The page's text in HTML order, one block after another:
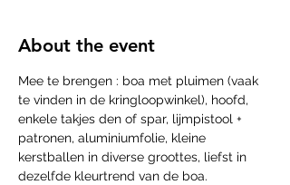
About the event
Mee te brengen : boa met pluimen (vaak
te vinden in de kringloopwinkel), hoofd,
enkele takjes den of spar, lijmpistool +
patronen, aluminiumfolie, kleine
kerstballen in diverse groottes, liefst in
dezelfde kleurtrend van de boa.